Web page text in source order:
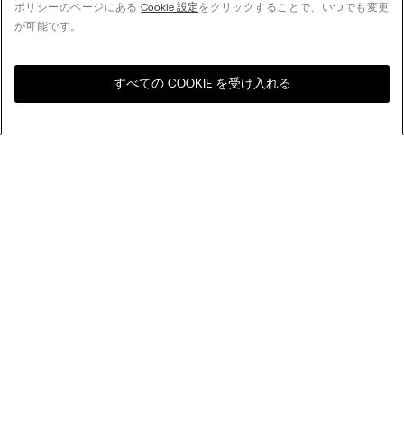
お住まいの国のオンライン
United States
ポリシーのページにあるCookie 設定をクリックすることで、いつでも変更
が可能です。
すべての COOKIE を受け入れる